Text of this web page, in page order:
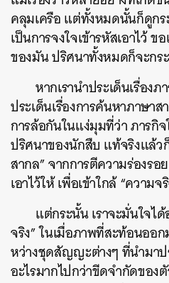
คลุมเครือ แต่ทั้งหมดนั้นก็ดูกร
เป็นการจงใจเข้ารหัสเอาไว้
ของมัน ปริศนาทั้งหมดก็จะกร
หากเรานำประเด็นเรื่อง
ประเด็นเรื่องการค้นหาภาษา
การล้อกันในแง่มุมที่ว่า ภารกิ
ปริศนาของนักสืบ แท้จริงแล้
สากล” จากการตีความร่องร
เอาไว้ให้ เพื่อเข้าใกล้ “ความ
แต่กระนั้น เราจะมั่นใจไ
จริง” ในเมื่อภาพที่สะท้อนออ
หว่างชุดสัญญะต่างๆ ที่นำมา
อะไรมากไปกว่าขีดจำกัดขอ